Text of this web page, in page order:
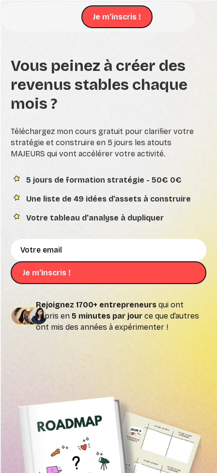
Je m'inscris !
Vous peinez à créer des
revenus stables chaque
mois ?
Téléchargez mon cours gratuit pour clarifier votre
stratégie et construire en 5 jours les atouts
MAJEURS qui vont accélérer votre activité.
5 jours de formation stratégie -50€ 0€
Une liste de 49 idées d’assets à construire
Votre tableau d'analyse à dupliquer
Rejoignez 1700+ entrepreneurs qui ont
appris en5 minutes par jour ce que d’autres
ont mis des années à expérimenter !